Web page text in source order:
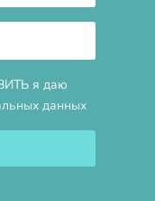
я даю
данных